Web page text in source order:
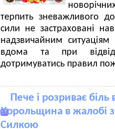
терпить зневажливого
сили не застраховані
надзвичайним ситуаціям
вдома та при
дотримуватись правил
Пече і розриває біль
Хорольщина в жалобі
Силкою